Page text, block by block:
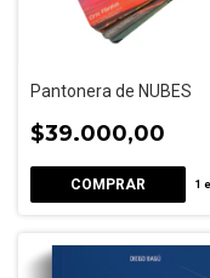
Pantonera de NUBES
$39.000,00
1